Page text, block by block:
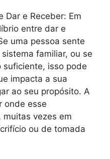
Dar e Receber: Em
entre dar e
uma pessoa sente
familiar, ou se
suficiente, isso pode
impacta a sua
ao seu propósito. A
onde esse
muitas vezes em
ou de tomada